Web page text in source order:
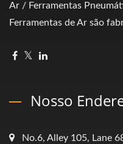
Ar / Ferramentas
Ferramentas de Ar são
Nosso
No.6, Alley 105, Lane